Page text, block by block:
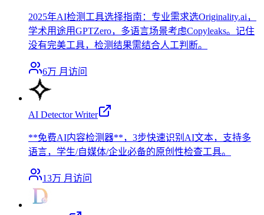
2025年AI检测工具选择指南：专业需求选Originality.ai，
学术用途用GPTZero，多语言场景考虑Copyleaks。记住
没有完美工具，检测结果需结合人工判断。
6万 月访问
AI Detector Writer
**免费AI内容检测器**，3步快速识别AI文本，支持多
语言，学生/自媒体/企业必备的原创性检查工具。
13万 月访问